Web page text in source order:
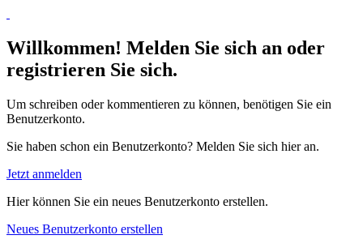
Willkommen! Melden Sie sich an oder
registrieren Sie sich.
Um schreiben oder kommentieren zu können, benötigen Sie ein
Benutzerkonto.
Sie haben schon ein Benutzerkonto? Melden Sie sich hier an.
Jetzt anmelden
Hier können Sie ein neues Benutzerkonto erstellen.
Neues Benutzerkonto erstellen